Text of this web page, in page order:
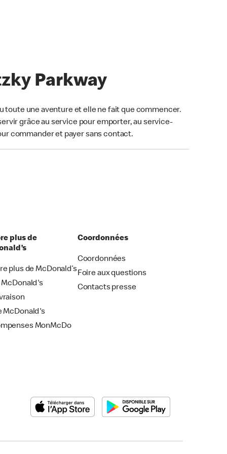
Parkway
toute une aventure et elle ne fait que commencer.
grâce au service pour emporter, au service-
commander et payer sans contact.
plus de
plus de McDonald’s
McDonald's
McDonald's
MonMcDo
Coordonnées
Coordonnées
Foire aux questions
Contacts presse